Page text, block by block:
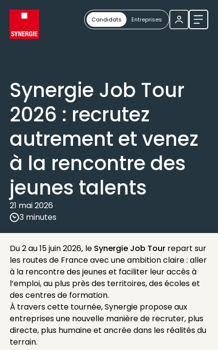
Candidats Entreprises
Synergie Job Tour
2026 : recrutez
autrement et venez
à la rencontre des
jeunes talents
21 mai 2026
reading time
3 minutes
Du 2 au 15 juin 2026, le Synergie Job Tour repart sur
les routes de France avec une ambition claire : aller
à la rencontre des jeunes et faciliter leur accès à
l’emploi, au plus près des territoires, des écoles et
des centres de formation.
À travers cette tournée, Synergie propose aux
entreprises une nouvelle manière de recruter, plus
directe, plus humaine et ancrée dans les réalités du
terrain.